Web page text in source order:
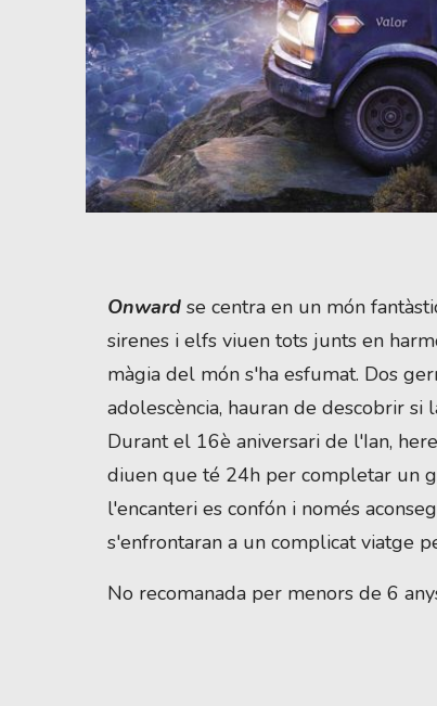
Onward se centra en un món
sirenes i elfs viuen tots junts en
màgia del món s'ha esfumat. Dos
adolescència, hauran de descobrir
Durant el 16è aniversari de l'Ian,
diuen que té 24h per completar un
l'encanteri es confón i només
s'enfrontaran a un complicat viatge
No recomanada per menors de 6